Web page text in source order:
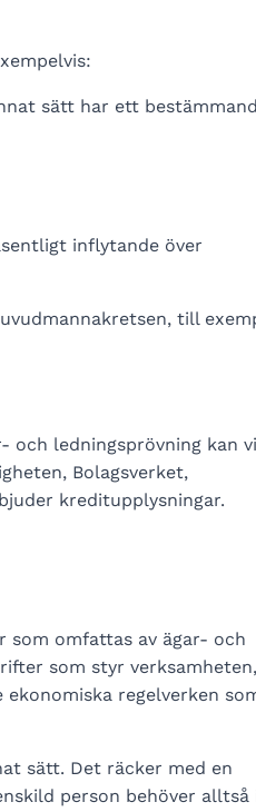
sätt har ett
inflytande över
till
och ledningsprövning kan vi
Bolagsverket,
kreditupplysningar.
som omfattas av ägar- och
som styr
regelverken
sätt. Det räcker med en
person behöver alltså